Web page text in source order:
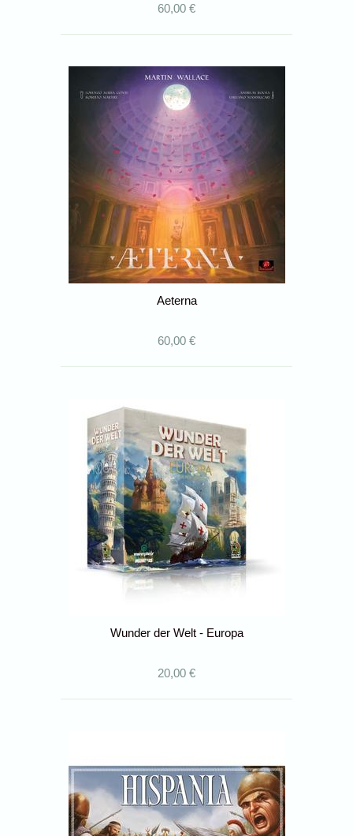
60,00 €
Aeterna
60,00 €
Wunder der Welt - Europa
20,00 €